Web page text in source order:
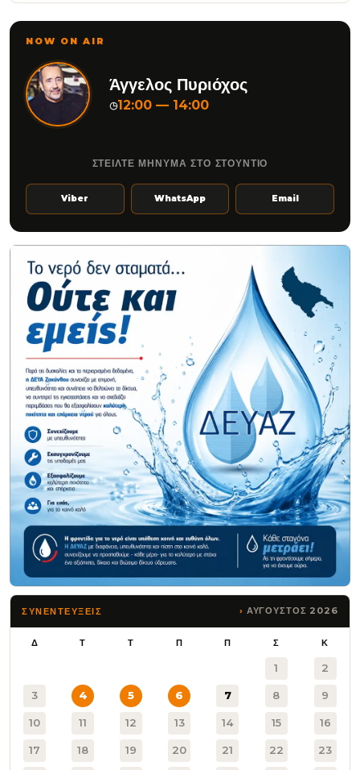
NOW ON AIR
Άγγελος Πυριόχος
◷12:00 — 14:00
ΣΤΕΙΛΤΕ ΜΗΝΥΜΑ ΣΤΟ ΣΤΟΥΝΤΙΟ
Viber WhatsApp Email
ΣΥΝΕΝΤΕΥΞΕΙΣ ΑΥΓΟΥΣΤΟΣ 2026
Δ Τ Τ Π Π Σ Κ
1 2
3 4 5 6 7 8 9
10 11 12 13 14 15 16
17 18 19 20 21 22 23